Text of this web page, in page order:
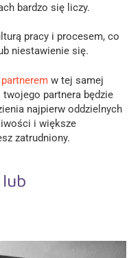
bardzo się liczy.
pracy i procesem, co
niestawienie się.
w tej samej
partnera będzie
najpierw oddzielnych
i większe
zatrudniony.